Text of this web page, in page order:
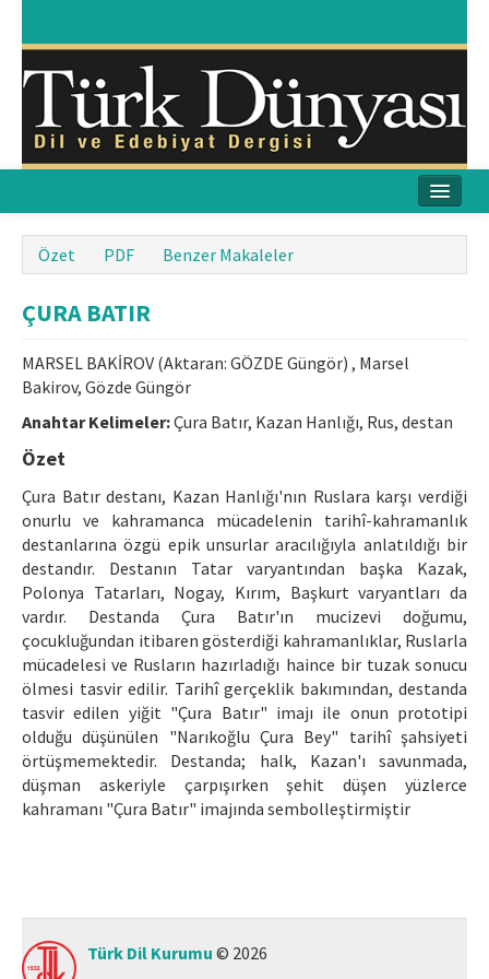
Amaç & Kapsam
Yayın Kurulu
Yayın İlkeleri
Etik İlkeler
İletişim
Makale Gönder
ISSN: 1301-0077 · e-ISSN: 2651-5091
Özet PDF Benzer Makaleler
ÇURA BATIR
MARSEL BAKİROV (Aktaran: GÖZDE Güngör) , Marsel
Bakirov, Gözde Güngör
Anahtar Kelimeler:Çura Batır, Kazan Hanlığı, Rus, destan
Özet
Çura Batır destanı, Kazan Hanlığı'nın Ruslara karşı verdiği
onurlu ve kahramanca mücadelenin tarihî-kahramanlık
destanlarına özgü epik unsurlar aracılığıyla anlatıldığı bir
destandır. Destanın Tatar varyantından başka Kazak,
Polonya Tatarları, Nogay, Kırım, Başkurt varyantları da
vardır. Destanda Çura Batır'ın mucizevi doğumu,
çocukluğundan itibaren gösterdiği kahramanlıklar, Ruslarla
mücadelesi ve Rusların hazırladığı haince bir tuzak sonucu
ölmesi tasvir edilir. Tarihî gerçeklik bakımından, destanda
tasvir edilen yiğit "Çura Batır" imajı ile onun prototipi
olduğu düşünülen "Narıkoğlu Çura Bey" tarihî şahsiyeti
örtüşmemektedir. Destanda; halk, Kazan'ı savunmada,
düşman askeriyle çarpışırken şehit düşen yüzlerce
kahramanı "Çura Batır" imajında sembolleştirmiştir
Türk Dil Kurumu © 2026